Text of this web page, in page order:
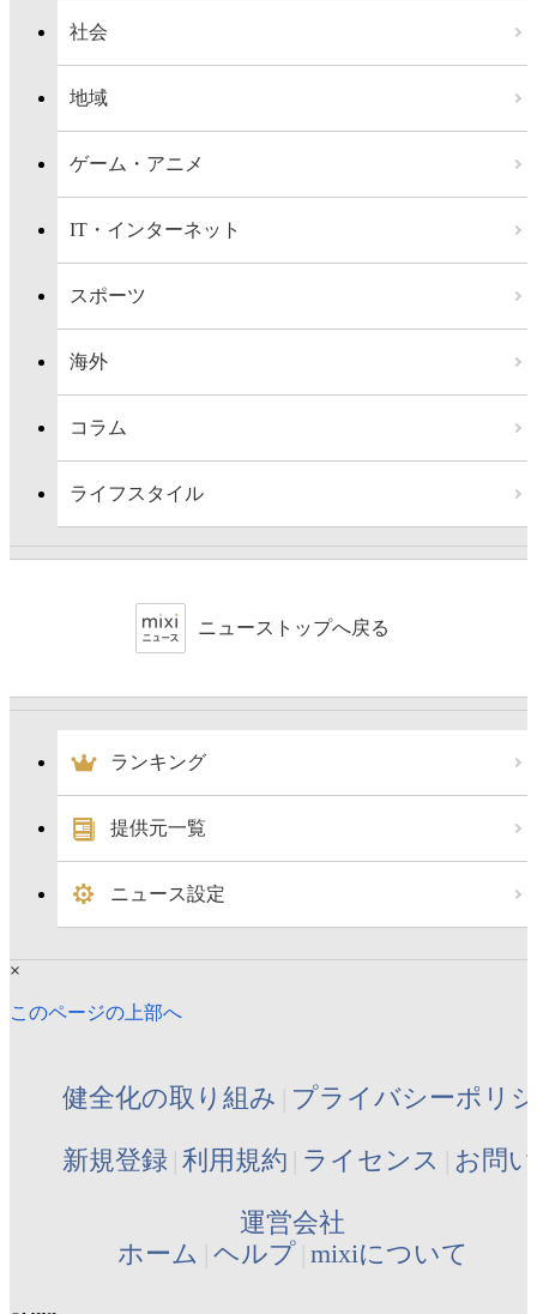
社会
地域
ゲーム・アニメ
IT・インターネット
スポーツ
海外
コラム
ライフスタイル
ニューストップへ戻る
ランキング
提供元一覧
ニュース設定
×
このページの上部へ
健全化の取り組み プライバシーポリ
新規登録 利用規約 ライセンス お問
運営会社
ホーム ヘルプ mixiについて